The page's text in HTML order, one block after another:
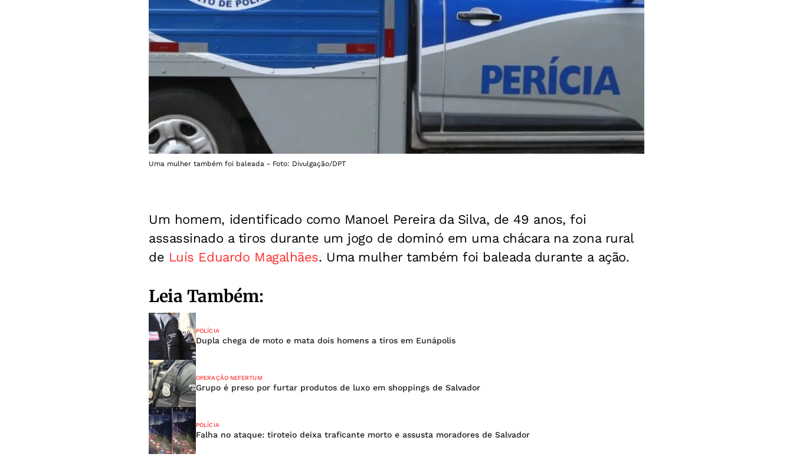
Uma mulher também foi baleada - Foto: Divulgação/DPT
Um homem, identificado como Manoel Pereira da Silva, de 49 anos, foi
assassinado a tiros durante um jogo de dominó em uma chácara na zona rural
de Luís Eduardo Magalhães. Uma mulher também foi baleada durante a ação.
Leia Também:
POLÍCIA
Dupla chega de moto e mata dois homens a tiros em Eunápolis
OPERAÇÃO NEFERTUM
Grupo é preso por furtar produtos de luxo em shoppings de Salvador
POLÍCIA
Falha no ataque: tiroteio deixa traficante morto e assusta moradores de Salvador